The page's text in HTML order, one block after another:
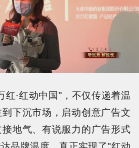
·红动中国"，不仅传递着温
下沉市场，启动创意广告文
地气、有说服力的广告形式
品牌温度，真正实现了"红动